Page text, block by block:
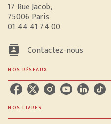
17 Rue Jacob,
75006 Paris
01 44 41 74 00
contacts Contactez-nous
NOS RÉSEAUX
NOS LIVRES